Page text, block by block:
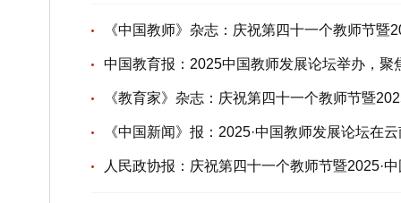
《中国教师》杂志：庆祝第四十一个教师节
中国教育报：2025中国教师发展论坛举办，
《教育家》杂志：庆祝第四十一个教师节暨
《中国新闻》报：2025·中国教师发展论坛在
人民政协报：庆祝第四十一个教师节暨2025·